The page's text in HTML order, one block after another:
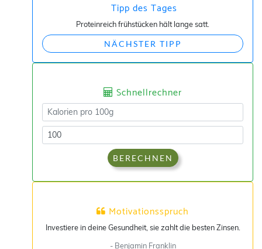
Tipp des Tages
Proteinreich frühstücken hält lange satt.
NÄCHSTER TIPP
Schnellrechner
BERECHNEN
Motivationsspruch
Investiere in deine Gesundheit, sie zahlt die besten Zinsen.
- Benjamin Franklin